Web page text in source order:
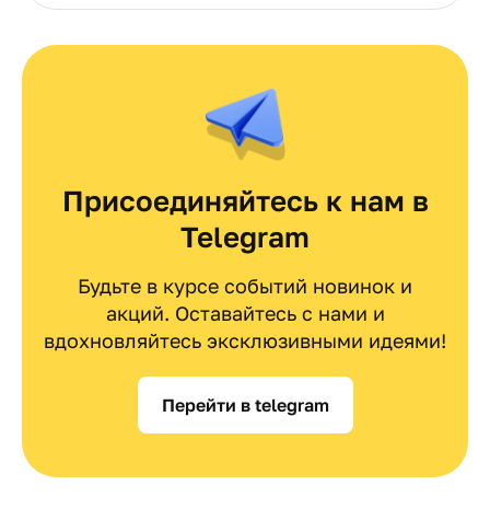
Присоединяйтесь к нам в
Telegram
Будьте в курсе событий новинок и
акций. Оставайтесь с нами и
вдохновляйтесь эксклюзивными идеями!
Перейти в telegram